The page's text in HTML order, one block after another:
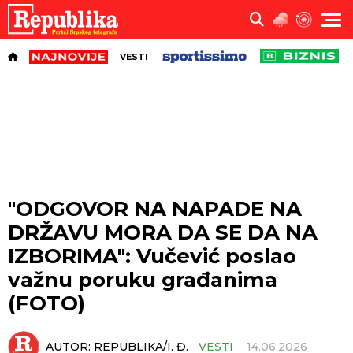
VESTI
"ODGOVOR NA NAPADE NA
DRŽAVU MORA DA SE DA NA
IZBORIMA": Vučević poslao
važnu poruku građanima
(FOTO)
AUTOR: REPUBLIKA/I. Đ. VESTI 14.06.2026